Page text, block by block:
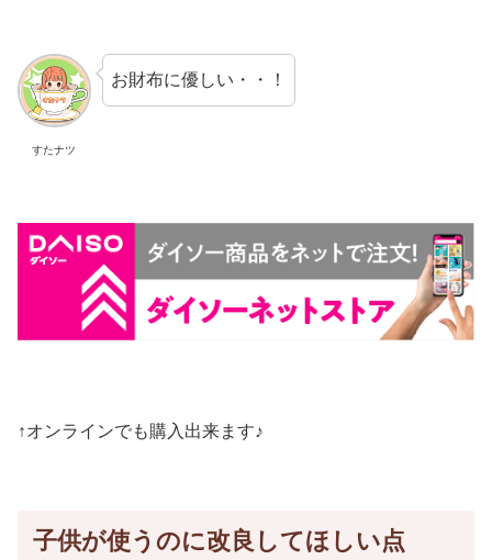
すたナツ
お財布に優しい・・！
↑オンラインでも購入出来ます♪
子供が使うのに改良してほしい点